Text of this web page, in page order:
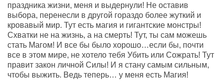
праздника жизни, меня и выдернули! Не оставив
выбора, перенесли в другой гораздо более жуткий и
кровавый мир. Тут есть магия и гигантские монстры!
Схватки не на жизнь, а на смерть! Тут, ты сам можешь
стать Магом! И все бы было хорошо…если бы, почти
все в этом мире, не хотело тебя Убить или Сожрать! Тут
правит закон личной Силы! И я стану самым сильным,
чтобы выжить. Ведь теперь… у меня есть Магия!